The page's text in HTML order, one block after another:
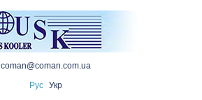
coman@coman.com.ua
Рус
Укр